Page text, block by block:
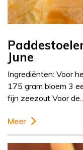
June
Ingrediënten: Voor
175 gram bloem 3
fijn zeezout Voor
Meer